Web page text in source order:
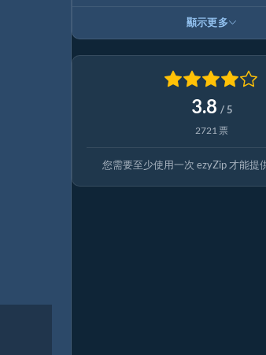
顯示更多
3.8 / 5
2721 票
您需要至少使用一次 ezyZip 才能提